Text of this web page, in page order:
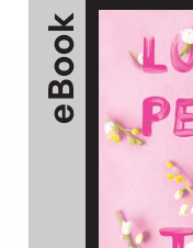
eBook